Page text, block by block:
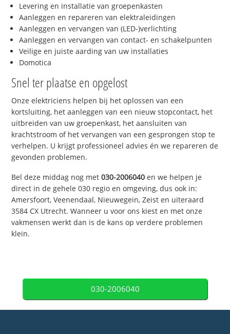
Levering en installatie van groepenkasten
Aanleggen en repareren van elektraleidingen
Aanleggen en vervangen van (LED-)verlichting
Aanleggen en vervangen van contact- en schakelpunten
Veilige en juiste aarding van uw installaties
Domotica
Snel ter plaatse en opgelost
Onze elektriciens helpen bij het oplossen van een
kortsluiting, het aanleggen van een nieuw stopcontact, het
uitbreiden van uw groepenkast, het aansluiten van
krachtstroom of het vervangen van een gesprongen stop te
verhelpen. U krijgt professioneel advies én we repareren de
gevonden problemen.
Bel deze middag nog met030-2006040 en we helpen je
direct in de gehele 030 regio en omgeving, dus ook in:
Amersfoort, Veenendaal, Nieuwegein, Zeist en uiteraard
3584 CX Utrecht. Wanneer u voor ons kiest en met onze
vakmensen werkt dan is de kans op verdere problemen
klein.
030-2006040